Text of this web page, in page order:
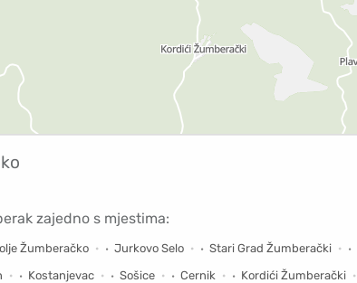
zajedno s mjestima:
Žumberačko Jurkovo Selo Stari Grad Žumberački
Kostanjevac Sošice Cernik Kordići Žumberački